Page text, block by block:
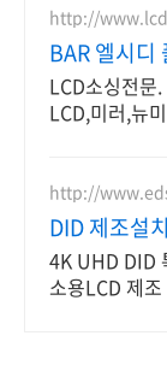
http://
BAR 엘시디
LCD소싱전문
LCD,미러,뉴
http://
DID 제조설
4K UHD DID
소용LCD 제조